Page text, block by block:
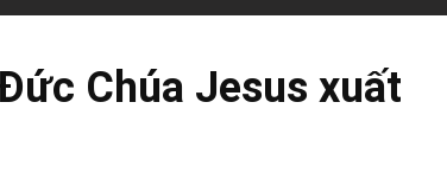
Chúa Jesus xuất